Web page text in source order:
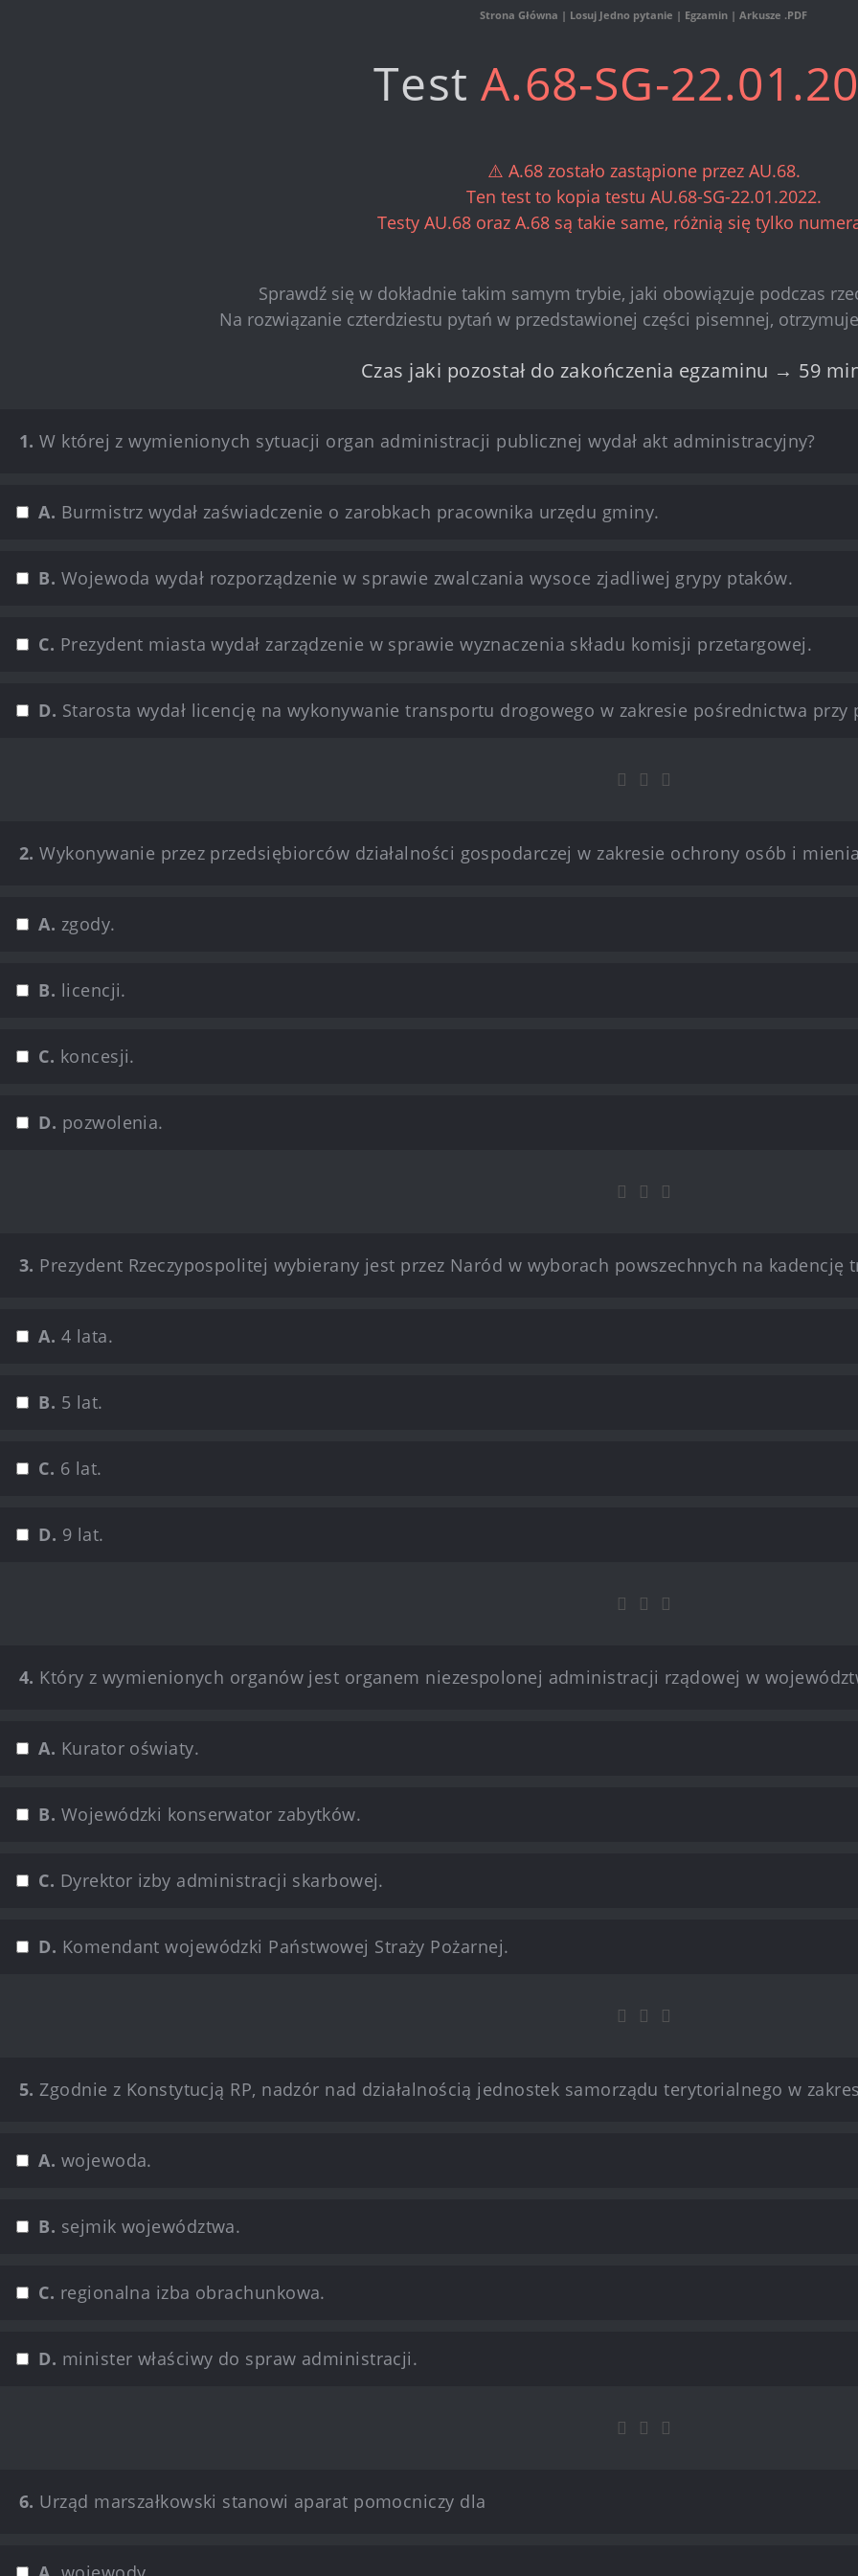
Strona Główna | Losuj Jedno pytanie | Egzamin | Arkusze .PDF
TestA.68-SG-
⚠️ A.68 zostało zastąpione przez AU.68.
Ten test to kopia testu AU.68-SG-22.01.2022.
Testy AU.68 oraz A.68 są takie same, różnią się tylko
Sprawdź się w dokładnie takim samym trybie, jaki obowiązuje podczas
Na rozwiązanie czterdziestu pytań w przedstawionej części pisemnej,
Czas jaki pozostał do zakończenia egzaminu → 59
1. W której z wymienionych sytuacji organ administracji publicznej wydał akt administracyjny?
A. Burmistrz wydał zaświadczenie o zarobkach pracownika urzędu gminy.
B. Wojewoda wydał rozporządzenie w sprawie zwalczania wysoce zjadliwej grypy ptaków.
C. Prezydent miasta wydał zarządzenie w sprawie wyznaczenia składu komisji przetargowej.
D. Starosta wydał licencję na wykonywanie transportu drogowego w zakresie pośrednictwa przy
2. Wykonywanie przez przedsiębiorców działalności gospodarczej w zakresie ochrony osób i
A. zgody.
B. licencji.
C. koncesji.
D. pozwolenia.
3. Prezydent Rzeczypospolitej wybierany jest przez Naród w wyborach powszechnych na kadencję
A. 4 lata.
B. 5 lat.
C. 6 lat.
D. 9 lat.
4. Który z wymienionych organów jest organem niezespolonej administracji rządowej w
A. Kurator oświaty.
B. Wojewódzki konserwator zabytków.
C. Dyrektor izby administracji skarbowej.
D. Komendant wojewódzki Państwowej Straży Pożarnej.
5. Zgodnie z Konstytucją RP, nadzór nad działalnością jednostek samorządu terytorialnego w
A. wojewoda.
B. sejmik województwa.
C. regionalna izba obrachunkowa.
D. minister właściwy do spraw administracji.
6. Urząd marszałkowski stanowi aparat pomocniczy dla